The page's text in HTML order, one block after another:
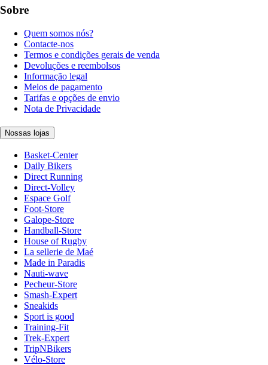
Sobre
Quem somos nós?
Contacte-nos
Termos e condições gerais de venda
Devoluções e reembolsos
Informação legal
Meios de pagamento
Tarifas e opções de envio
Nota de Privacidade
Nossas lojas
Basket-Center
Daily Bikers
Direct Running
Direct-Volley
Espace Golf
Foot-Store
Galope-Store
Handball-Store
House of Rugby
La sellerie de Maé
Made in Paradis
Nauti-wave
Pecheur-Store
Smash-Expert
Sneakids
Sport is good
Training-Fit
Trek-Expert
TripNBikers
Vélo-Store